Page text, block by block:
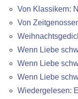
Von Klassikern:
Von
Wenn Liebe
Wenn Liebe
Wenn Liebe
Wiedergelesen: